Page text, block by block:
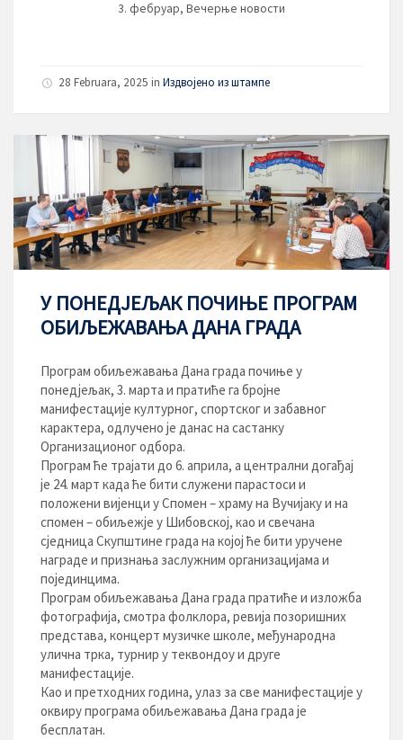
3. фебруар, Вечерње новости
28 Februara, 2025 in Издвојено из штампе
У ПОНЕДЈЕЉАК ПОЧИЊЕ ПРОГРАМ
ОБИЉЕЖАВАЊА ДАНА ГРАДА
Програм обиљежавања Дана града почиње у
понедјељак, 3. марта и пратиће га бројне
манифестације културног, спортског и забавног
карактера, одлучено је данас на састанку
Организационог одбора.
Програм ће трајати до 6. априла, а централни догађај
је 24. март када ће бити служени парастоси и
полoжени вијенци у Спомен – храму на Вучијаку и на
спомен – обиљежје у Шибовској, као и свечана
сједница Скупштине града на којој ће бити уручене
награде и признања заслужним организацијама и
појединцима.
Програм обиљежавања Дана града пратиће и изложба
фотографија, смотра фолклора, ревија позоришних
представа, концерт музичке школе, међународна
улична трка, турнир у теквондоу и друге
манифестације.
Као и претходних година, улаз за све манифестације у
оквиру програма обиљежавања Дана града је
бесплатан.